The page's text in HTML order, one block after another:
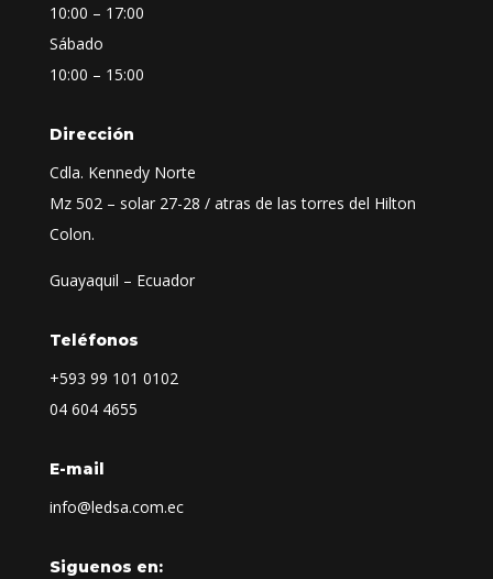
10:00 – 17:00
Sábado
10:00 – 15:00
Dirección
Cdla. Kennedy Norte
Mz 502 – solar 27-28 / atras de las torres del Hilton
Colon.
Guayaquil – Ecuador
Teléfonos
+593 99 101 0102
04 604 4655
E-mail
info@ledsa.com.ec
Siguenos en: